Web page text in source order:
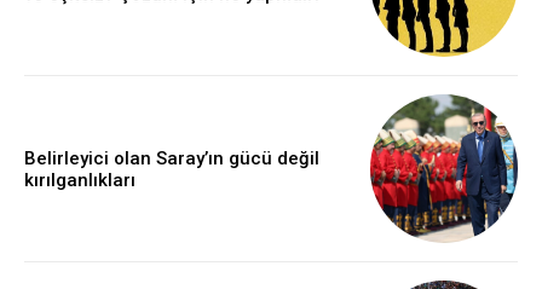
Belirleyici olan Saray’ın gücü değil
kırılganlıkları